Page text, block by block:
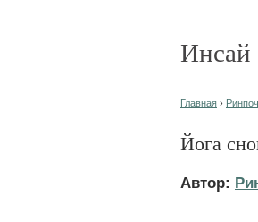
Инсай
Главная ›
Йога
Автор: